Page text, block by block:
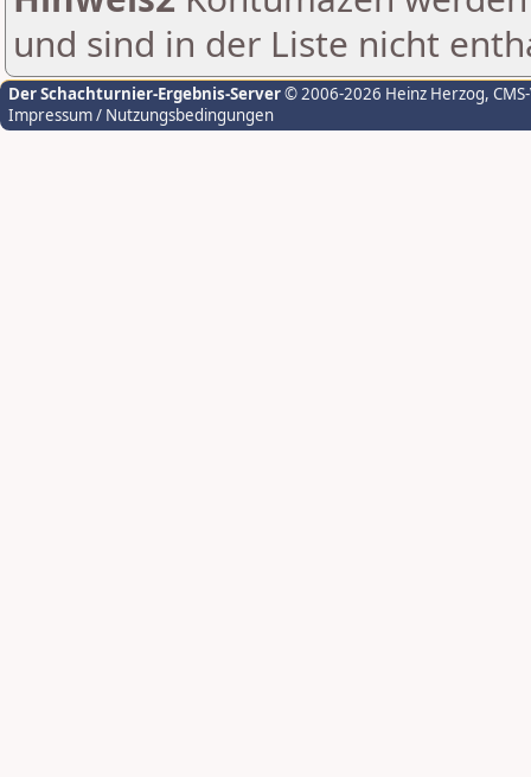
und sind in der Liste nicht
Der Schachturnier-Ergebnis-Server© 2006-2026 Heinz Herzog,
Impressum / Nutzungsbedingungen